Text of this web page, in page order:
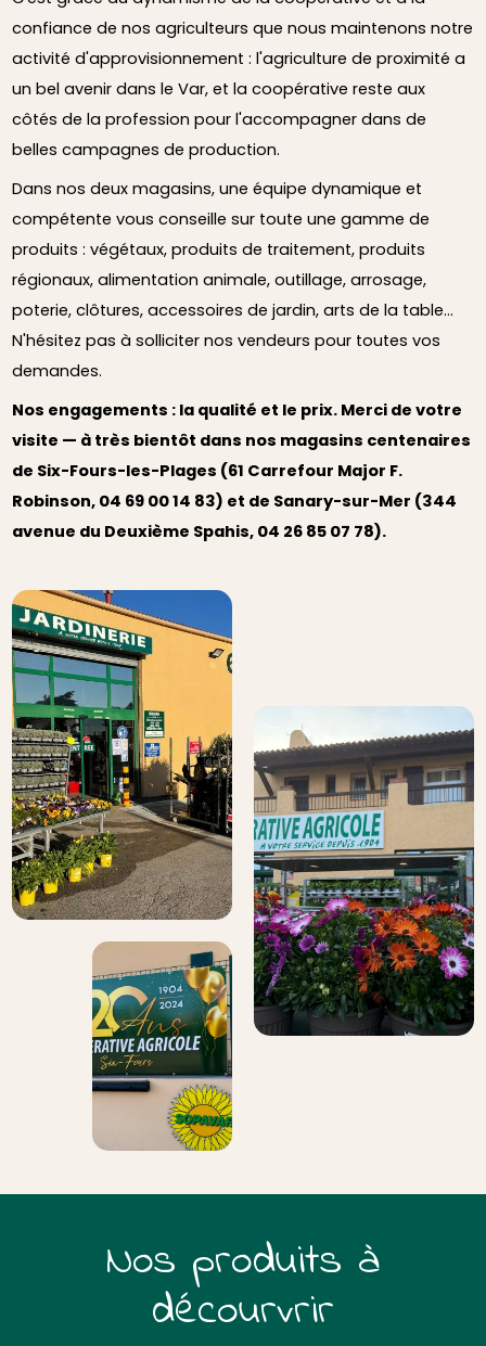
confiance de nos agriculteurs que nous maintenons notre
activité d'approvisionnement : l'agriculture de proximité a
un bel avenir dans le Var, et la coopérative reste aux
côtés de la profession pour l'accompagner dans de
belles campagnes de production.
Dans nos deux magasins, une équipe dynamique et
compétente vous conseille sur toute une gamme de
produits : végétaux, produits de traitement, produits
régionaux, alimentation animale, outillage, arrosage,
poterie, clôtures, accessoires de jardin, arts de la table…
N'hésitez pas à solliciter nos vendeurs pour toutes vos
demandes.
Nos engagements : la qualité et le prix. Merci de votre
visite — à très bientôt dans nos magasins centenaires
de Six-Fours-les-Plages (61 Carrefour Major F.
Robinson, 04 69 00 14 83) et de Sanary-sur-Mer (344
avenue du Deuxième Spahis, 04 26 85 07 78).
Nos produits à
décourvrir